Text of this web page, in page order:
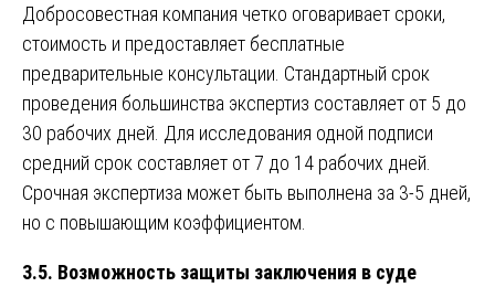
Добросовестная компания четко оговаривает сроки,
стоимость и предоставляет бесплатные
предварительные консультации. Стандартный срок
проведения большинства экспертиз составляет от 5 до
30 рабочих дней. Для исследования одной подписи
средний срок составляет от 7 до 14 рабочих дней.
Срочная экспертиза может быть выполнена за 3-5 дней,
но с повышающим коэффициентом.
3.5. Возможность защиты заключения в суде